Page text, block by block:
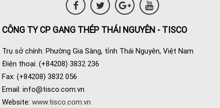
CÔNG TY CP GANG THÉP THÁI NGUYÊN - TISCO
Trụ sở chính: Phường Gia Sàng, tỉnh Thái Nguyên, Việt Nam
Điện thoại: (+84208) 3832 236
Fax: (+84208) 3832 056
Email: info@tisco.com.vn
Website: www.tisco.com.vn